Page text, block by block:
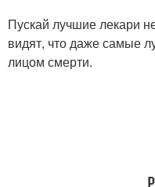
Пускай лучшие лекари
видят, что даже самые
лицом смерти.